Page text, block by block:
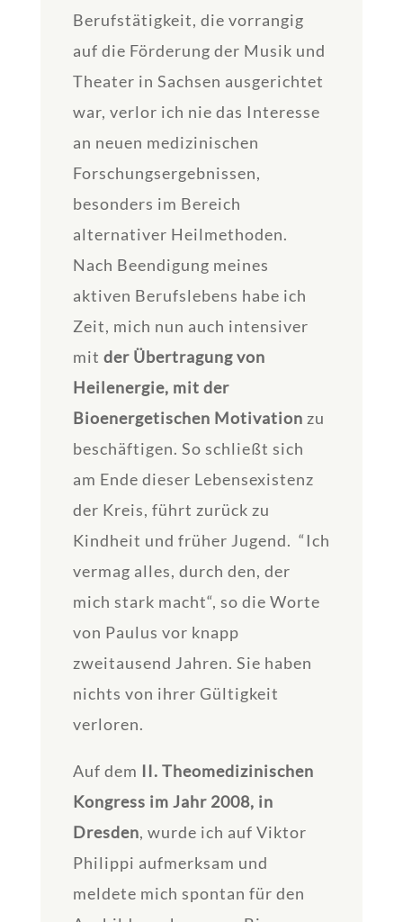
Berufstätigkeit, die vorrangig
auf die Förderung der Musik und
Theater in Sachsen ausgerichtet
war, verlor ich nie das Interesse
an neuen medizinischen
Forschungsergebnissen,
besonders im Bereich
alternativer Heilmethoden.
Nach Beendigung meines
aktiven Berufslebens habe ich
Zeit, mich nun auch intensiver
mit der Übertragung von
Heilenergie, mit der
Bioenergetischen Motivation zu
beschäftigen. So schließt sich
am Ende dieser Lebensexistenz
der Kreis, führt zurück zu
Kindheit und früher Jugend. “Ich
vermag alles, durch den, der
mich stark macht“, so die Worte
von Paulus vor knapp
zweitausend Jahren. Sie haben
nichts von ihrer Gültigkeit
verloren.
Auf dem II. Theomedizinischen
Kongress im Jahr 2008, in
Dresden, wurde ich auf Viktor
Philippi aufmerksam und
meldete mich spontan für den